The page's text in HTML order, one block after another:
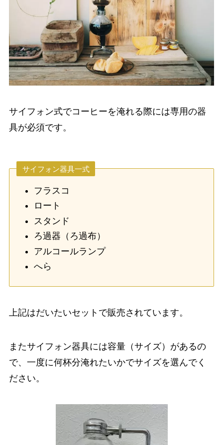
サイフォン式でコーヒーを淹れる際には専用の器
具が必須です。
サイフォン器具一式
フラスコ
ロート
スタンド
ろ過器（ろ過布）
アルコールランプ
へら
上記はだいたいセットで販売されています。
またサイフォン器具には容量（サイズ）があるの
で、一度に何杯分淹れたいかでサイズを選んでく
ださい。